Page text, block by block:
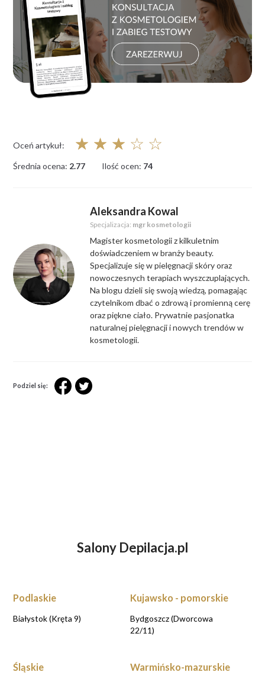
Oceń artykuł: ☆ ☆ ☆ ☆ ☆
Średnia ocena: 2.77 Ilość ocen: 74
Aleksandra Kowal
Specjalizacja: mgr kosmetologii
Magister kosmetologii z kilkuletnim
doświadczeniem w branży beauty.
Specjalizuje się w pielęgnacji skóry oraz
nowoczesnych terapiach wyszczuplających.
Na blogu dzieli się swoją wiedzą, pomagając
czytelnikom dbać o zdrową i promienną cerę
oraz piękne ciało. Prywatnie pasjonatka
naturalnej pielęgnacji i nowych trendów w
kosmetologii.
Podziel się:
ZASTANAWIASZ SIĘ NAD DEPILACJĄ
Salony Depilacja.pl
Podlaskie
Białystok (Kręta 9)
Kujawsko - pomorskie
Bydgoszcz (Dworcowa
22/11)
Śląskie Warmińsko-mazurskie